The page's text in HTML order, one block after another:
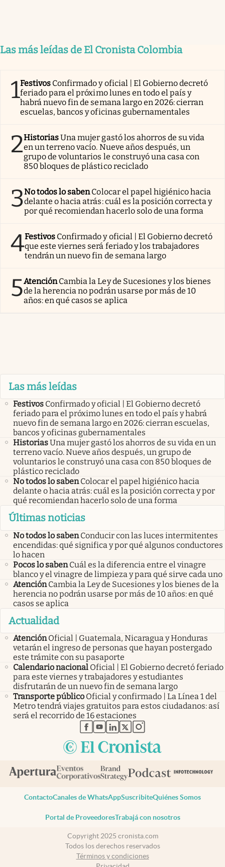
Las más leídas de El Cronista Colombia
1Festivos Confirmado y oficial | El Gobierno decretó
feriado para el próximo lunes en todo el país y
habrá nuevo fin de semana largo en 2026: cierran
escuelas, bancos y oficinas gubernamentales
2HistoriasUna mujer gastó los ahorros de su vida
en un terreno vacío. Nueve años después, un
grupo de voluntarios le construyó una casa con
850 bloques de plástico reciclado
3No todos lo sabenColocar el papel higiénico hacia
delante o hacia atrás: cuál es la posición correcta y
por qué recomiendan hacerlo solo de una forma
4Festivos Confirmado y oficial | El Gobierno decretó
que este viernes será feriado y los trabajadores
tendrán un nuevo fin de semana largo
5AtenciónCambia la Ley de Sucesiones y los bienes
de la herencia no podrán usarse por más de 10
años: en qué casos se aplica
Las más leídas
Festivos Confirmado y oficial | El Gobierno decretó
feriado para el próximo lunes en todo el país y habrá
nuevo fin de semana largo en 2026: cierran escuelas,
bancos y oficinas gubernamentales
HistoriasUna mujer gastó los ahorros de su vida en un
terreno vacío. Nueve años después, un grupo de
voluntarios le construyó una casa con 850 bloques de
plástico reciclado
No todos lo saben Colocar el papel higiénico hacia
delante o hacia atrás: cuál es la posición correcta y por
qué recomiendan hacerlo solo de una forma
Últimas noticias
No todos lo saben Conducir con las luces intermitentes
encendidas: qué significa y por qué algunos conductores
lo hacen
Pocos lo saben Cuál es la diferencia entre el vinagre
blanco y el vinagre de limpieza y para qué sirve cada uno
Atención Cambia la Ley de Sucesiones y los bienes de la
herencia no podrán usarse por más de 10 años: en qué
casos se aplica
Actualidad
Atención Oficial | Guatemala, Nicaragua y Honduras
vetarán el ingreso de personas que hayan postergado
este trámite con su pasaporte
Calendario nacional Oficial | El Gobierno decretó feriado
para este viernes y trabajadores y estudiantes
disfrutarán de un nuevo fin de semana largo
Transporte público Oficial y confirmado | La Línea 1 del
Metro tendrá viajes gratuitos para estos ciudadanos: así
será el recorrido de 16 estaciones
abre en nueva pestaña
abre en nueva pestaña
abre en nueva pestaña
abre en nueva pestaña
abre en nueva pestaña
ContactoCanales de WhatsAppSuscribiteQuiénes Somos
Portal de ProveedoresTrabajá con nosotros
Copyright 2025 cronista.com
Todos los derechos reservados
Términos y condiciones